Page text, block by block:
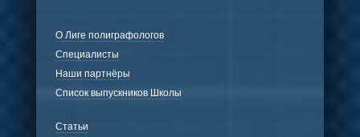
О Лиге полиграфологов
Специалисты
Наши партнёры
Список выпускников Школы
Статьи